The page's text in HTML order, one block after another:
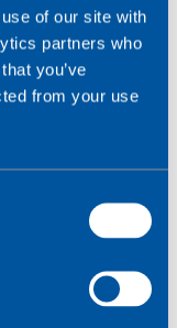
of our site with
partners who
you’ve
from your use
bag
Ældre
betyder, at en
hele varigheden